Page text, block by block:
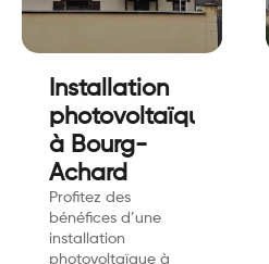
Installation
photovoltaïque
à Bourg-
Achard
Profitez des
bénéfices d’une
installation
photovoltaïque à